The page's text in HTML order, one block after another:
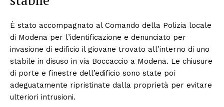
È stato accompagnato al Comando della Polizia locale
di Modena per l’identificazione e denunciato per
invasione di edificio il giovane trovato all’interno di uno
stabile in disuso in via Boccaccio a Modena. Le chiusure
di porte e finestre dell’edificio sono state poi
adeguatamente ripristinate dalla proprietà per evitare
ulteriori intrusioni.